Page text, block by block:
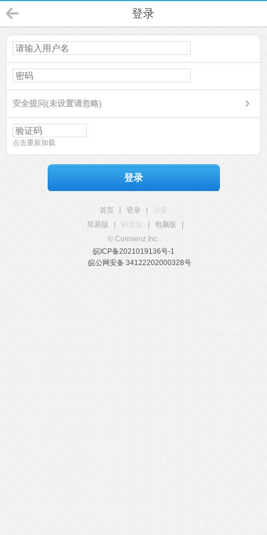
登录
安全提问(未设置请忽略)
点击重新加载
登录
首页 登录
注册
简易版
触屏版 电脑版
© Comsenz Inc.
皖ICP备2021019136号-1
皖公网安备 34122202000328号